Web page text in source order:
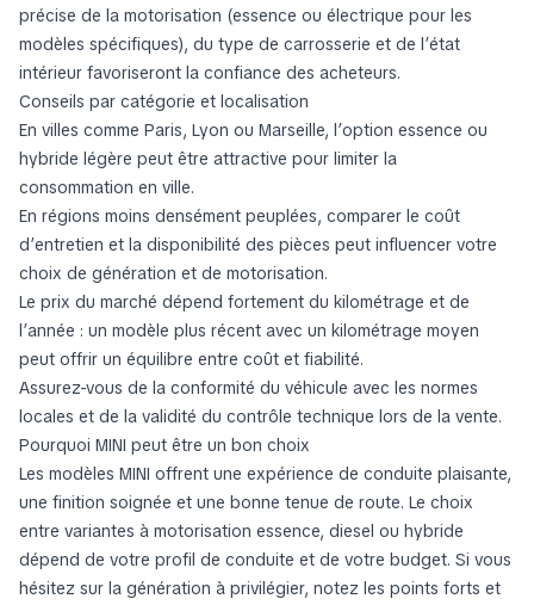
précise de la motorisation (essence ou électrique pour les
modèles spécifiques), du type de carrosserie et de l’état
intérieur favoriseront la confiance des acheteurs.
Conseils par catégorie et localisation
En villes comme Paris, Lyon ou Marseille, l’option essence ou
hybride légère peut être attractive pour limiter la
consommation en ville.
En régions moins densément peuplées, comparer le coût
d’entretien et la disponibilité des pièces peut influencer votre
choix de génération et de motorisation.
Le prix du marché dépend fortement du kilométrage et de
l’année : un modèle plus récent avec un kilométrage moyen
peut offrir un équilibre entre coût et fiabilité.
Assurez-vous de la conformité du véhicule avec les normes
locales et de la validité du contrôle technique lors de la vente.
Pourquoi MINI peut être un bon choix
Les modèles MINI offrent une expérience de conduite plaisante,
une finition soignée et une bonne tenue de route. Le choix
entre variantes à motorisation essence, diesel ou hybride
dépend de votre profil de conduite et de votre budget. Si vous
hésitez sur la génération à privilégier, notez les points forts et